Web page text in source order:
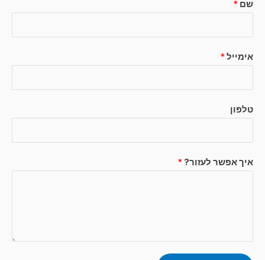
שם *
אימייל*
טלפון
איך אפשר לעזור? *